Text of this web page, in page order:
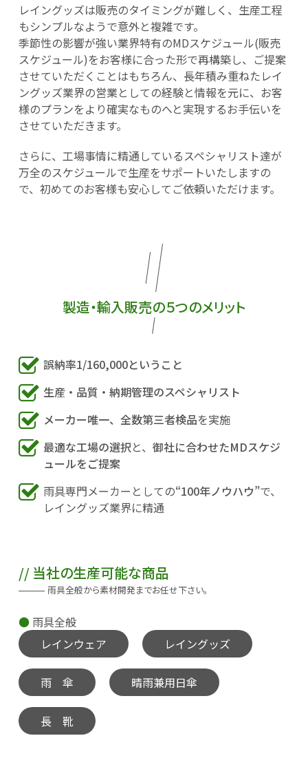
レイングッズは販売のタイミングが難しく、生産工程
もシンプルなようで意外と複雑です。
季節性の影響が強い業界特有のMDスケジュール(販売
スケジュール)をお客様に合った形で再構築し、ご提案
させていただくことはもちろん、長年積み重ねたレイ
ングッズ業界の営業としての経験と情報を元に、お客
様のプランをより確実なものへと実現するお手伝いを
させていただきます。
さらに、工場事情に精通しているスペシャリスト達が
万全のスケジュールで生産をサポートいたしますの
で、初めてのお客様も安心してご依頼いただけます。
製造・輸入販売の５つのメリット
誤納率1/160,000ということ
生産・品質・納期管理のスペシャリスト
メーカー唯一、全数第三者検品を実施
最適な工場の選択と、 御社に合わせたMDスケジ
ュールをご提案
雨具専門メーカーとしての“100年ノウハウ”で、
レイングッズ業界に精通
当社の生産可能な商品
雨具全般から素材開発までお任せ下さい。
雨具全般
レインウェア
レイングッズ
雨 傘 晴雨兼用日傘
長 靴